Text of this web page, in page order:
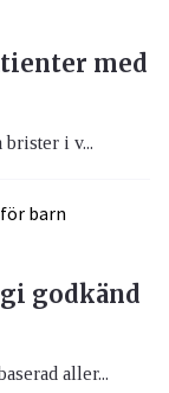
med
i v...
godkänd
aller...